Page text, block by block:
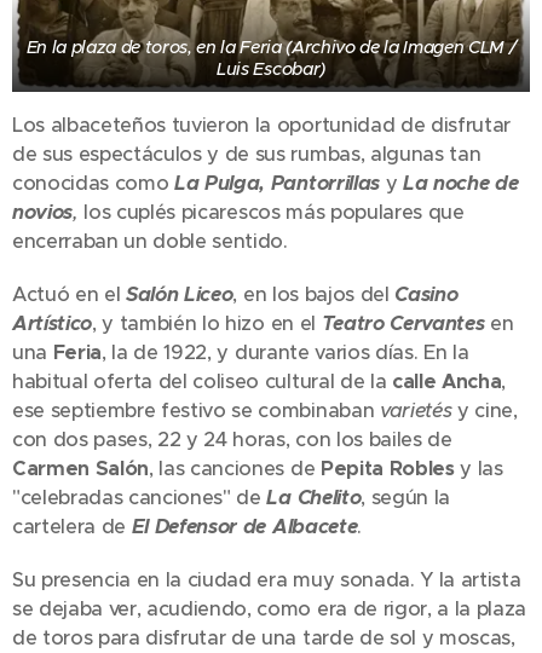
En la plaza de toros, en la Feria (Archivo de la Imagen CLM /
Luis Escobar)
Los albaceteños tuvieron la oportunidad de disfrutar
de sus espectáculos y de sus rumbas, algunas tan
conocidas comoLa Pulga, Pantorrillas y La noche de
novios, los cuplés picarescos más populares que
encerraban un doble sentido.
Actuó en elSalón Liceo, en los bajos del Casino
Artístico, y también lo hizo en el Teatro Cervantesen
una Feria, la de 1922, y durante varios días. En la
habitual oferta del coliseo cultural de la calle Ancha,
ese septiembre festivo se combinaban varietésy cine,
con dos pases, 22 y 24 horas, con los bailes de
Carmen Salón, las canciones de Pepita Roblesy las
"celebradas canciones" deLa Chelito, según la
cartelera de El Defensor de Albacete.
Su presencia en la ciudad era muy sonada. Y la artista
se dejaba ver, acudiendo, como era de rigor, a la plaza
de toros para disfrutar de una tarde de sol y moscas,